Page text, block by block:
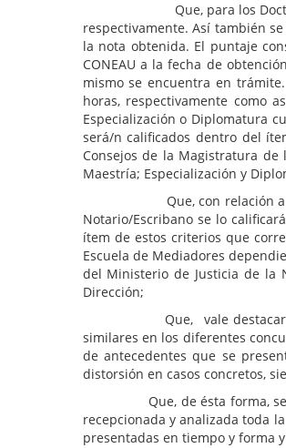
Que, para los Doctorados;
respectivamente. Así también
la nota obtenida. El puntaje
CONEAU a la fecha de
mismo se encuentra en trámite.
horas, respectivamente como
Especialización o Diplomatura
será/n calificados dentro del
Consejos de la Magistratura
Maestría; Especialización y
Que, con relación a otros
Notario/Escribano se lo
ítem de estos criterios que
Escuela de Mediadores
del Ministerio de Justicia de la
Dirección;
Que, vale destacar que
similares en los diferentes
de antecedentes que se
distorsión en casos concretos,
Que, de ésta forma, se
recepcionada y analizada toda
presentadas en tiempo y forma